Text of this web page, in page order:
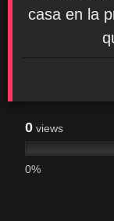
casa en la
0 views
0%